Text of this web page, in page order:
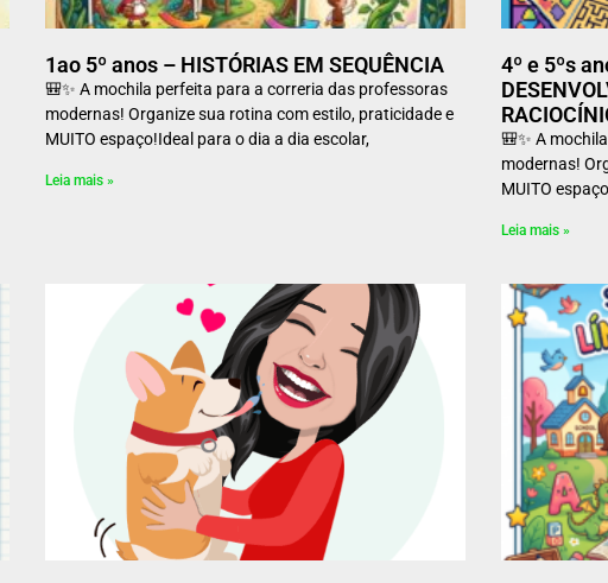
1ao 5º anos – HISTÓRIAS EM SEQUÊNCIA
🎒✨ A mochila perfeita para a correria das professoras
modernas! Organize sua rotina com estilo, praticidade e
MUITO espaço!Ideal para o dia a dia escolar,
Leia mais »
4º e 5ºs
🎒✨ A
modernas!
MUITO
Leia mais »